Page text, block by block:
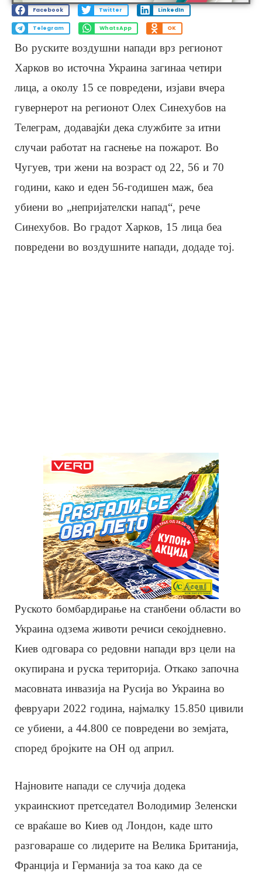
Facebook Twitter LinkedIn
Telegram WhatsApp OK
Во руските воздушни напади врз регионот
Харков во источна Украина загинаа четири
лица, а околу 15 се повредени, изјави вчера
гувернерот на регионот Олех Синехубов на
Телеграм, додавајќи дека службите за итни
случаи работат на гаснење на пожарот. Во
Чугуев, три жени на возраст од 22, 56 и 70
години, како и еден 56-годишен маж, беа
убиени во „непријателски напад“, рече
Синехубов. Во градот Харков, 15 лица беа
повредени во воздушните напади, додаде тој.
Руското бомбардирање на станбени области во
Украина одзема животи речиси секојдневно.
Киев одговара со редовни напади врз цели на
окупирана и руска територија. Откако започна
масовната инвазија на Русија во Украина во
февруари 2022 година, најмалку 15.850 цивили
се убиени, а 44.800 се повредени во земјата,
според бројките на ОН од април.
Најновите напади се случија додека
украинскиот претседател Володимир Зеленски
се враќаше во Киев од Лондон, каде што
разговараше со лидерите на Велика Британија,
Франција и Германија за тоа како да се